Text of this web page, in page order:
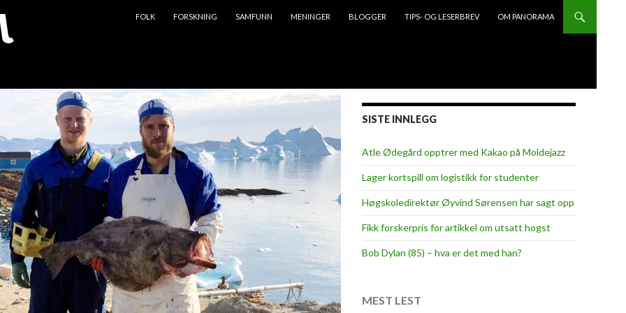
FOLK
FORSKNING SAMFUNN MENINGER BLOGGER TIPS- OG LESERBREV OM PANORAMA
SISTE INNLEGG
Atle Ødegård opptrer med Kakao på Moldejazz
Lager kortspill om logistikk for studenter
Høgskoledirektør Øyvind Sørensen har sagt opp
Fikk forskerpris for artikkel om utsatt hogst
Bob Dylan (85) – hva er det med han?
MEST LEST